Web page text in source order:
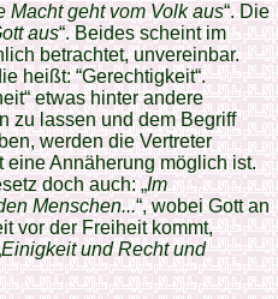
Macht geht vom Volk aus“. Die
aus“. Beides scheint im
betrachtet, unvereinbar.
heißt: “Gerechtigkeit“.
etwas hinter andere
zu lassen und dem Begriff
werden die Vertreter
eine Annäherung möglich ist.
doch auch: „Im
Menschen...“, wobei Gott an
vor der Freiheit kommt,
Einigkeit und Recht und